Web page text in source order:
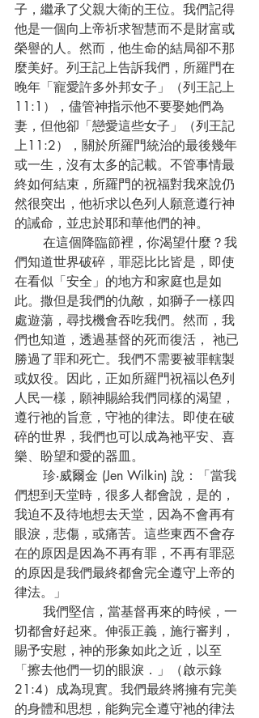
子，繼承了父親大衛的王位。我們記得
他是一個向上帝祈求智慧而不是財富或
榮譽的人。然而，他生命的結局卻不那
麼美好。列王記上告訴我們，所羅門在
晚年「寵愛許多外邦女子」（列王記上
11:1），儘管神指示他不要娶她們為
妻，但他卻「戀愛這些女子」（列王記
上11:2），關於所羅門統治的最後幾年
或一生，沒有太多的記載。不管事情最
終如何結束，所羅門的祝福對我來說仍
然很突出，他祈求以色列人願意遵行神
的誡命，並忠於耶和華他們的神。
在這個降臨節裡，你渴望什麼？我
們知道世界破碎，罪惡比比皆是，即使
在看似「安全」的地方和家庭也是如
此。撒但是我們的仇敵，如獅子一樣四
處遊蕩，尋找機會吞吃我們。然而，我
們也知道，透過基督的死而復活， 祂已
勝過了罪和死亡。我們不需要被罪轄製
或奴役。因此，正如所羅門祝福以色列
人民一樣，願神賜給我們同樣的渴望，
遵行祂的旨意，守祂的律法。即使在破
碎的世界，我們也可以成為祂平安、喜
樂、盼望和愛的器皿。
珍‧威爾金 (Jen Wilkin) 說：「當我
們想到天堂時，很多人都會說，是的，
我迫不及待地想去天堂，因為不會再有
眼淚，悲傷，或痛苦。這些東西不會存
在的原因是因為不再有罪，不再有罪惡
的原因是我們最終都會完全遵守上帝的
律法。」
我們堅信，當基督再來的時候，一
切都會好起來。伸張正義，施行審判，
賜予安慰，神的形象如此之近，以至
「擦去他們一切的眼淚．」（啟示錄
21:4）成為現實。我們最終將擁有完美
的身體和思想，能夠完全遵守祂的律法